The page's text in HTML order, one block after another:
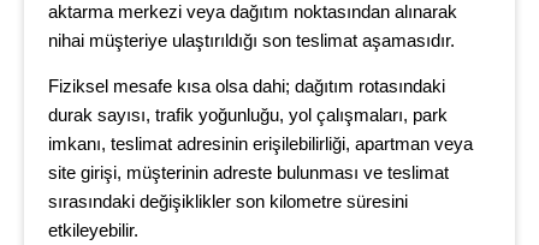
aktarma merkezi veya dağıtım noktasından alınarak
nihai müşteriye ulaştırıldığı son teslimat aşamasıdır.
Fiziksel mesafe kısa olsa dahi; dağıtım rotasındaki
durak sayısı, trafik yoğunluğu, yol çalışmaları, park
imkanı, teslimat adresinin erişilebilirliği, apartman veya
site girişi, müşterinin adreste bulunması ve teslimat
sırasındaki değişiklikler son kilometre süresini
etkileyebilir.